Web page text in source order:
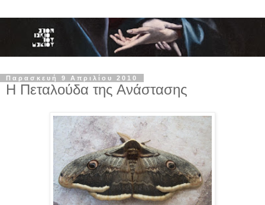
Παρασκευή 9 Απριλίου 2010
Η Πεταλούδα της Ανάστασης